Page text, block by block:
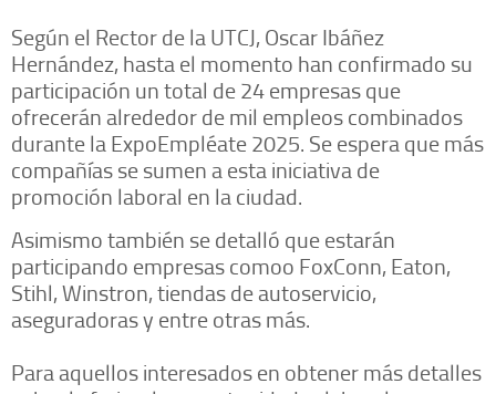
Según el Rector de la UTCJ, Oscar Ibáñez
Hernández, hasta el momento han confirmado su
participación un total de 24 empresas que
ofrecerán alrededor de mil empleos combinados
durante la ExpoEmpléate 2025. Se espera que más
compañías se sumen a esta iniciativa de
promoción laboral en la ciudad.
Asimismo también se detalló que estarán
participando empresas comoo FoxConn, Eaton,
Stihl, Winstron, tiendas de autoservicio,
aseguradoras y entre otras más.
Para aquellos interesados en obtener más detalles